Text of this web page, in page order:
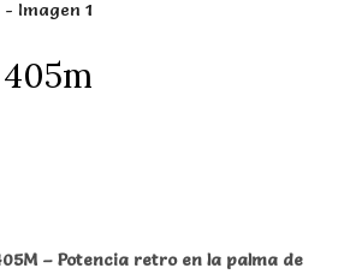
– Potencia retro en la palma de